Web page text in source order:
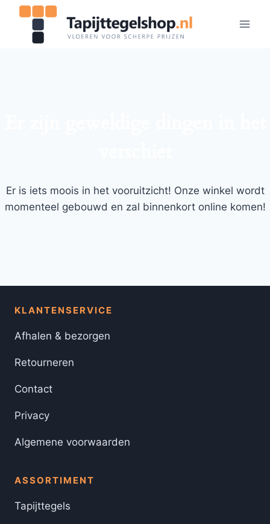
Doorgaan
inhoud
Er is iets moois in het vooruitzicht! Onze winkel wordt
momenteel gebouwd en zal binnenkort online komen!
KLANTENSERVICE
Afhalen & bezorgen
Retourneren
Contact
Privacy
Algemene voorwaarden
ASSORTIMENT
Tapijttegels